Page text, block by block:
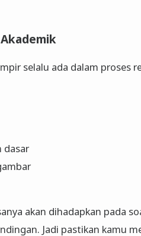
selalu ada dalam proses
dasar
akan dihadapkan pada
Jadi pastikan kamu